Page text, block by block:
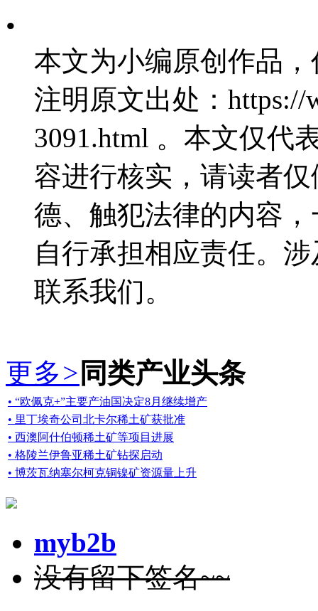
•
本文为小编原创作品
注明原文出处：https://
3091.html 。本文仅代
容进行核实，请读者
德、触犯法律的内容
自行承担相应责任。
联系我们。
更多> 同类产业头条
• “欧佩克+”主要产油国决定8月继续增产
• 里丁埃奇公司北卡尔稀土矿获批准
• 西澳阿什伯顿稀土矿等项目进展
• 格陵兰伊鲁亚稀土矿钻探启动
• 博茨瓦纳塞尔柯克铜镍矿资源量上升
myb2b
没有留下签名~~